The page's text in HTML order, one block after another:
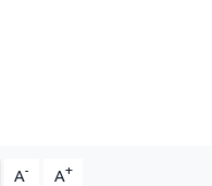
A- A+